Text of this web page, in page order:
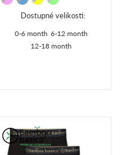
Dostupné velikosti:
0-6 month 6-12 month
12-18 month